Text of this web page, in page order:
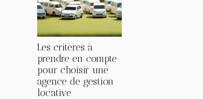
Les critères à
prendre en compte
pour choisir une
agence de gestion
locative